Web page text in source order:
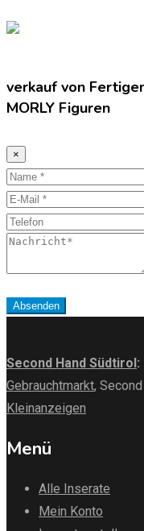
verkauf von
MORLY Figuren
×
Name
E-
Mail
Telefon
Nachricht
Absenden
Second Hand Südtirol :
Gebrauchtmarkt,
Kleinanzeigen
Menü
Alle Inserate
Mein Konto